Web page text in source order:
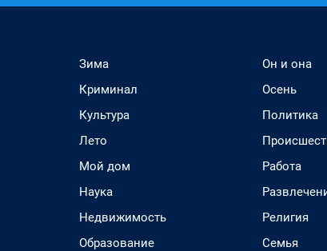
Зима
Криминал
Культура
Лето
Мой дом
Наука
Недвижимость
Образование
Он и она
Осень
Политика
Работа
Религия
Семья